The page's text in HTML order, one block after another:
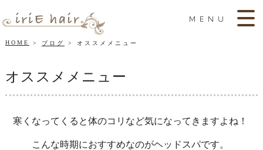
MENU
HOME ブログ オススメメニュー
オススメメニュー
寒くなってくると体のコリなど気になってきますよね！
こんな時期におすすめなのがヘッドスパです。